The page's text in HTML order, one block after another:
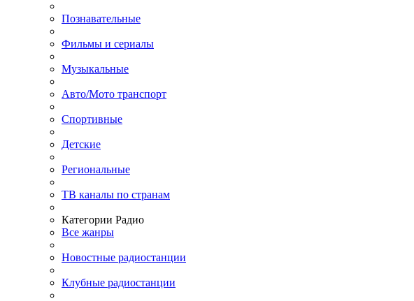
Познавательные
Фильмы и сериалы
Музыкальные
Авто/Мото транспорт
Спортивные
Детские
Региональные
ТВ каналы по странам
Категории Радио
Все жанры
Новостные радиостанции
Клубные радиостанции